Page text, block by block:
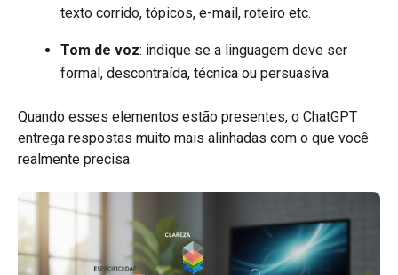
texto corrido, tópicos, e-mail, roteiro etc.
Tom de voz: indique se a linguagem deve ser
formal, descontraída, técnica ou persuasiva.
Quando esses elementos estão presentes, o ChatGPT
entrega respostas muito mais alinhadas com o que você
realmente precisa.